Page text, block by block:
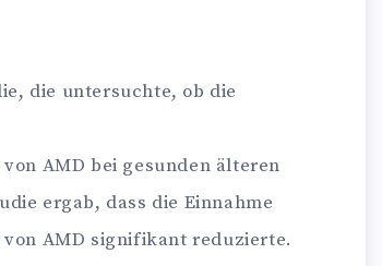
die untersuchte, ob die
von AMD bei gesunden älteren
ergab, dass die Einnahme
von AMD signifikant reduzierte.